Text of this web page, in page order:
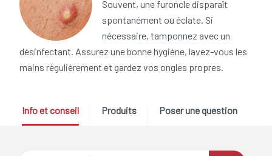
Souvent, une furoncle disparaît
spontanément ou éclate. Si
nécessaire, tamponnez avec un
désinfectant. Assurez une bonne hygiène, lavez-vous les
mains régulièrement et gardez vos ongles propres.
Info et conseil Produits Poser une question